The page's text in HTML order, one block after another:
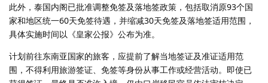
此外，泰国内阁已批准调整免签及落地签政策，包括取消原93个国
家和地区统一60天免签待遇，并缩减30天免签及落地签适用范围，
具体实施时间以《皇家公报》公布为准。
计划前往东南亚国家的旅客，应提前了解当地签证及准证适用范
围，不得利用旅游签证、免签等身份从事工作或经营活动。即使已